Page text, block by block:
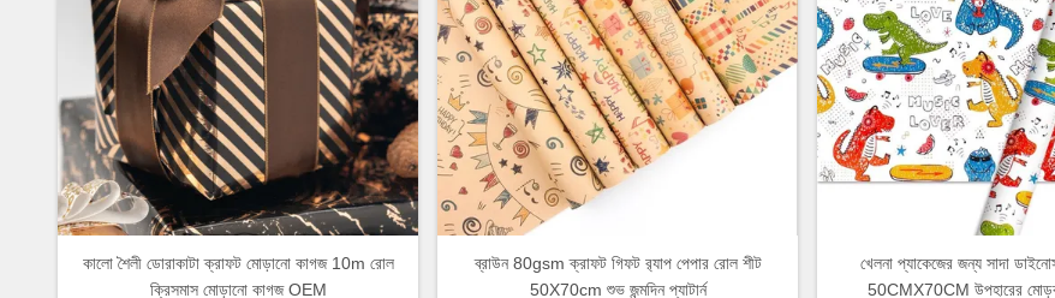
কালো শৈলী ডোরাকাটা ক্রাফট মোড়ানো কাগজ 10m রোল
ক্রিসমাস মোড়ানো কাগজ OEM
ব্রাউন 80gsm ক্রাফট গিফট র‍্যাপ পেপার রোল শীট
50X70cm শুভ জন্মদিন প্যাটার্ন
খেলনা প্যাকেজের জন্য সাদা
50CMX70CM উপহারের